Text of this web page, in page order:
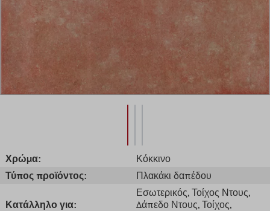
Χρώμα:
Κόκκινο
Τύπος προϊόντος:
Πλακάκι δαπέδου
Κατάλληλο για:
Εσωτερικός, Τοίχος Ντους,
Δάπεδο Ντους, Τοίχος,